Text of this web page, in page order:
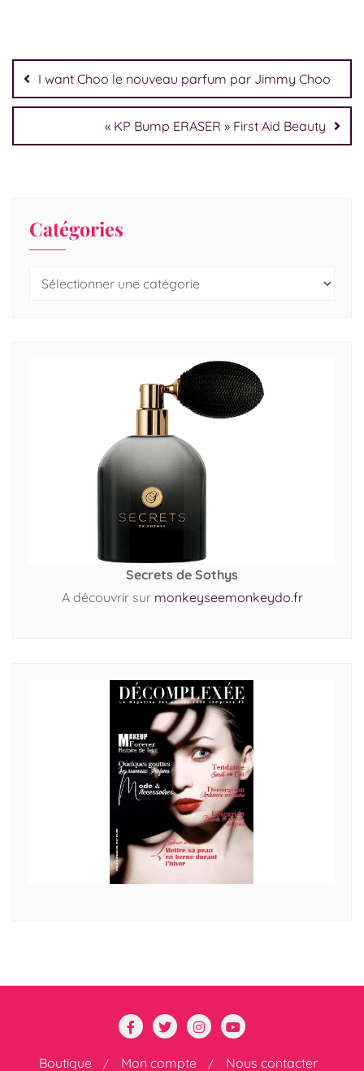
I want Choo le nouveau parfum par Jimmy Choo
« KP Bump ERASER » First Aid Beauty
Catégories
Secrets de Sothys
A découvrir sur monkeyseemonkeydo.fr
Boutique Mon compte Nous contacter